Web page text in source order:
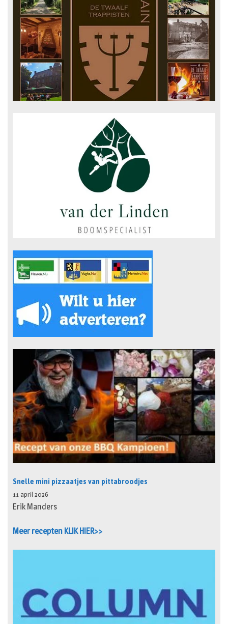
Snelle mini pizzaatjes van pittabroodjes
11 april 2026
Erik Manders
Meer recepten KLIK HIER>>